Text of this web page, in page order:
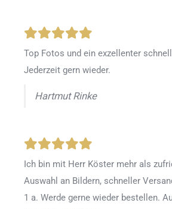
Top Fotos und ein exzellenter
Jederzeit gern wieder.
Hartmut Rinke
Ich bin mit Herr Köster mehr als
Auswahl an Bildern, schneller
1 a. Werde gerne wieder bestellen.